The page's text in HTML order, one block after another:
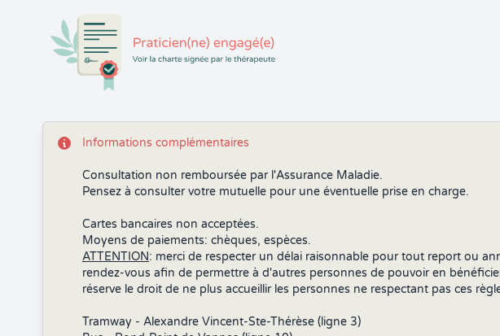
Informations complémentaires
Consultation non remboursée par l'Assurance Maladie.
Pensez à consulter votre mutuelle pour une éventuelle prise en charge.
Cartes bancaires non acceptées.
Moyens de paiements: chèques, espèces.
ATTENTION: merci de respecter un délai raisonnable pour tout report ou
rendez-vous afin de permettre à d'autres personnes de pouvoir en
réserve le droit de ne plus accueillir les personnes ne respectant pas ces
Tramway - Alexandre Vincent-Ste-Thérèse (ligne 3)